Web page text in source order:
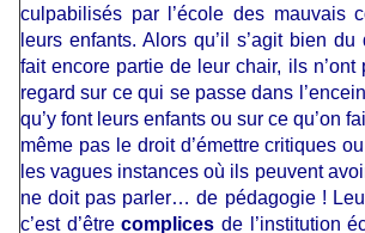
culpabilisés par l’école des mauvais
leurs enfants. Alors qu’il s’agit bien
fait encore partie de leur chair, ils n’ont
regard sur ce qui se passe dans
qu’y font leurs enfants ou sur ce qu’on
même pas le droit d’émettre critiques
les vagues instances où ils peuvent
ne doit pas parler… de pédagogie !
c’est d’êtrecomplices de l’institution